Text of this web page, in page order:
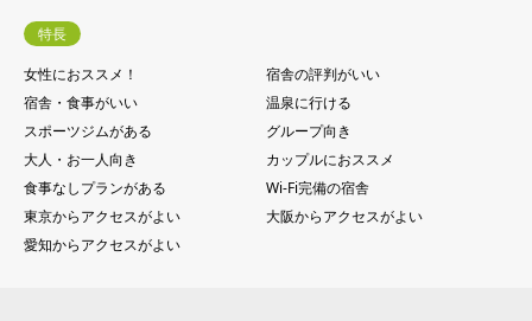
特長
女性におススメ！
宿舎の評判がいい
宿舎・食事がいい
温泉に行ける
スポーツジムがある
グループ向き
大人・お一人向き
カップルにおススメ
食事なしプランがある
Wi-Fi完備の宿舎
東京からアクセスがよい
大阪からアクセスがよい
愛知からアクセスがよい